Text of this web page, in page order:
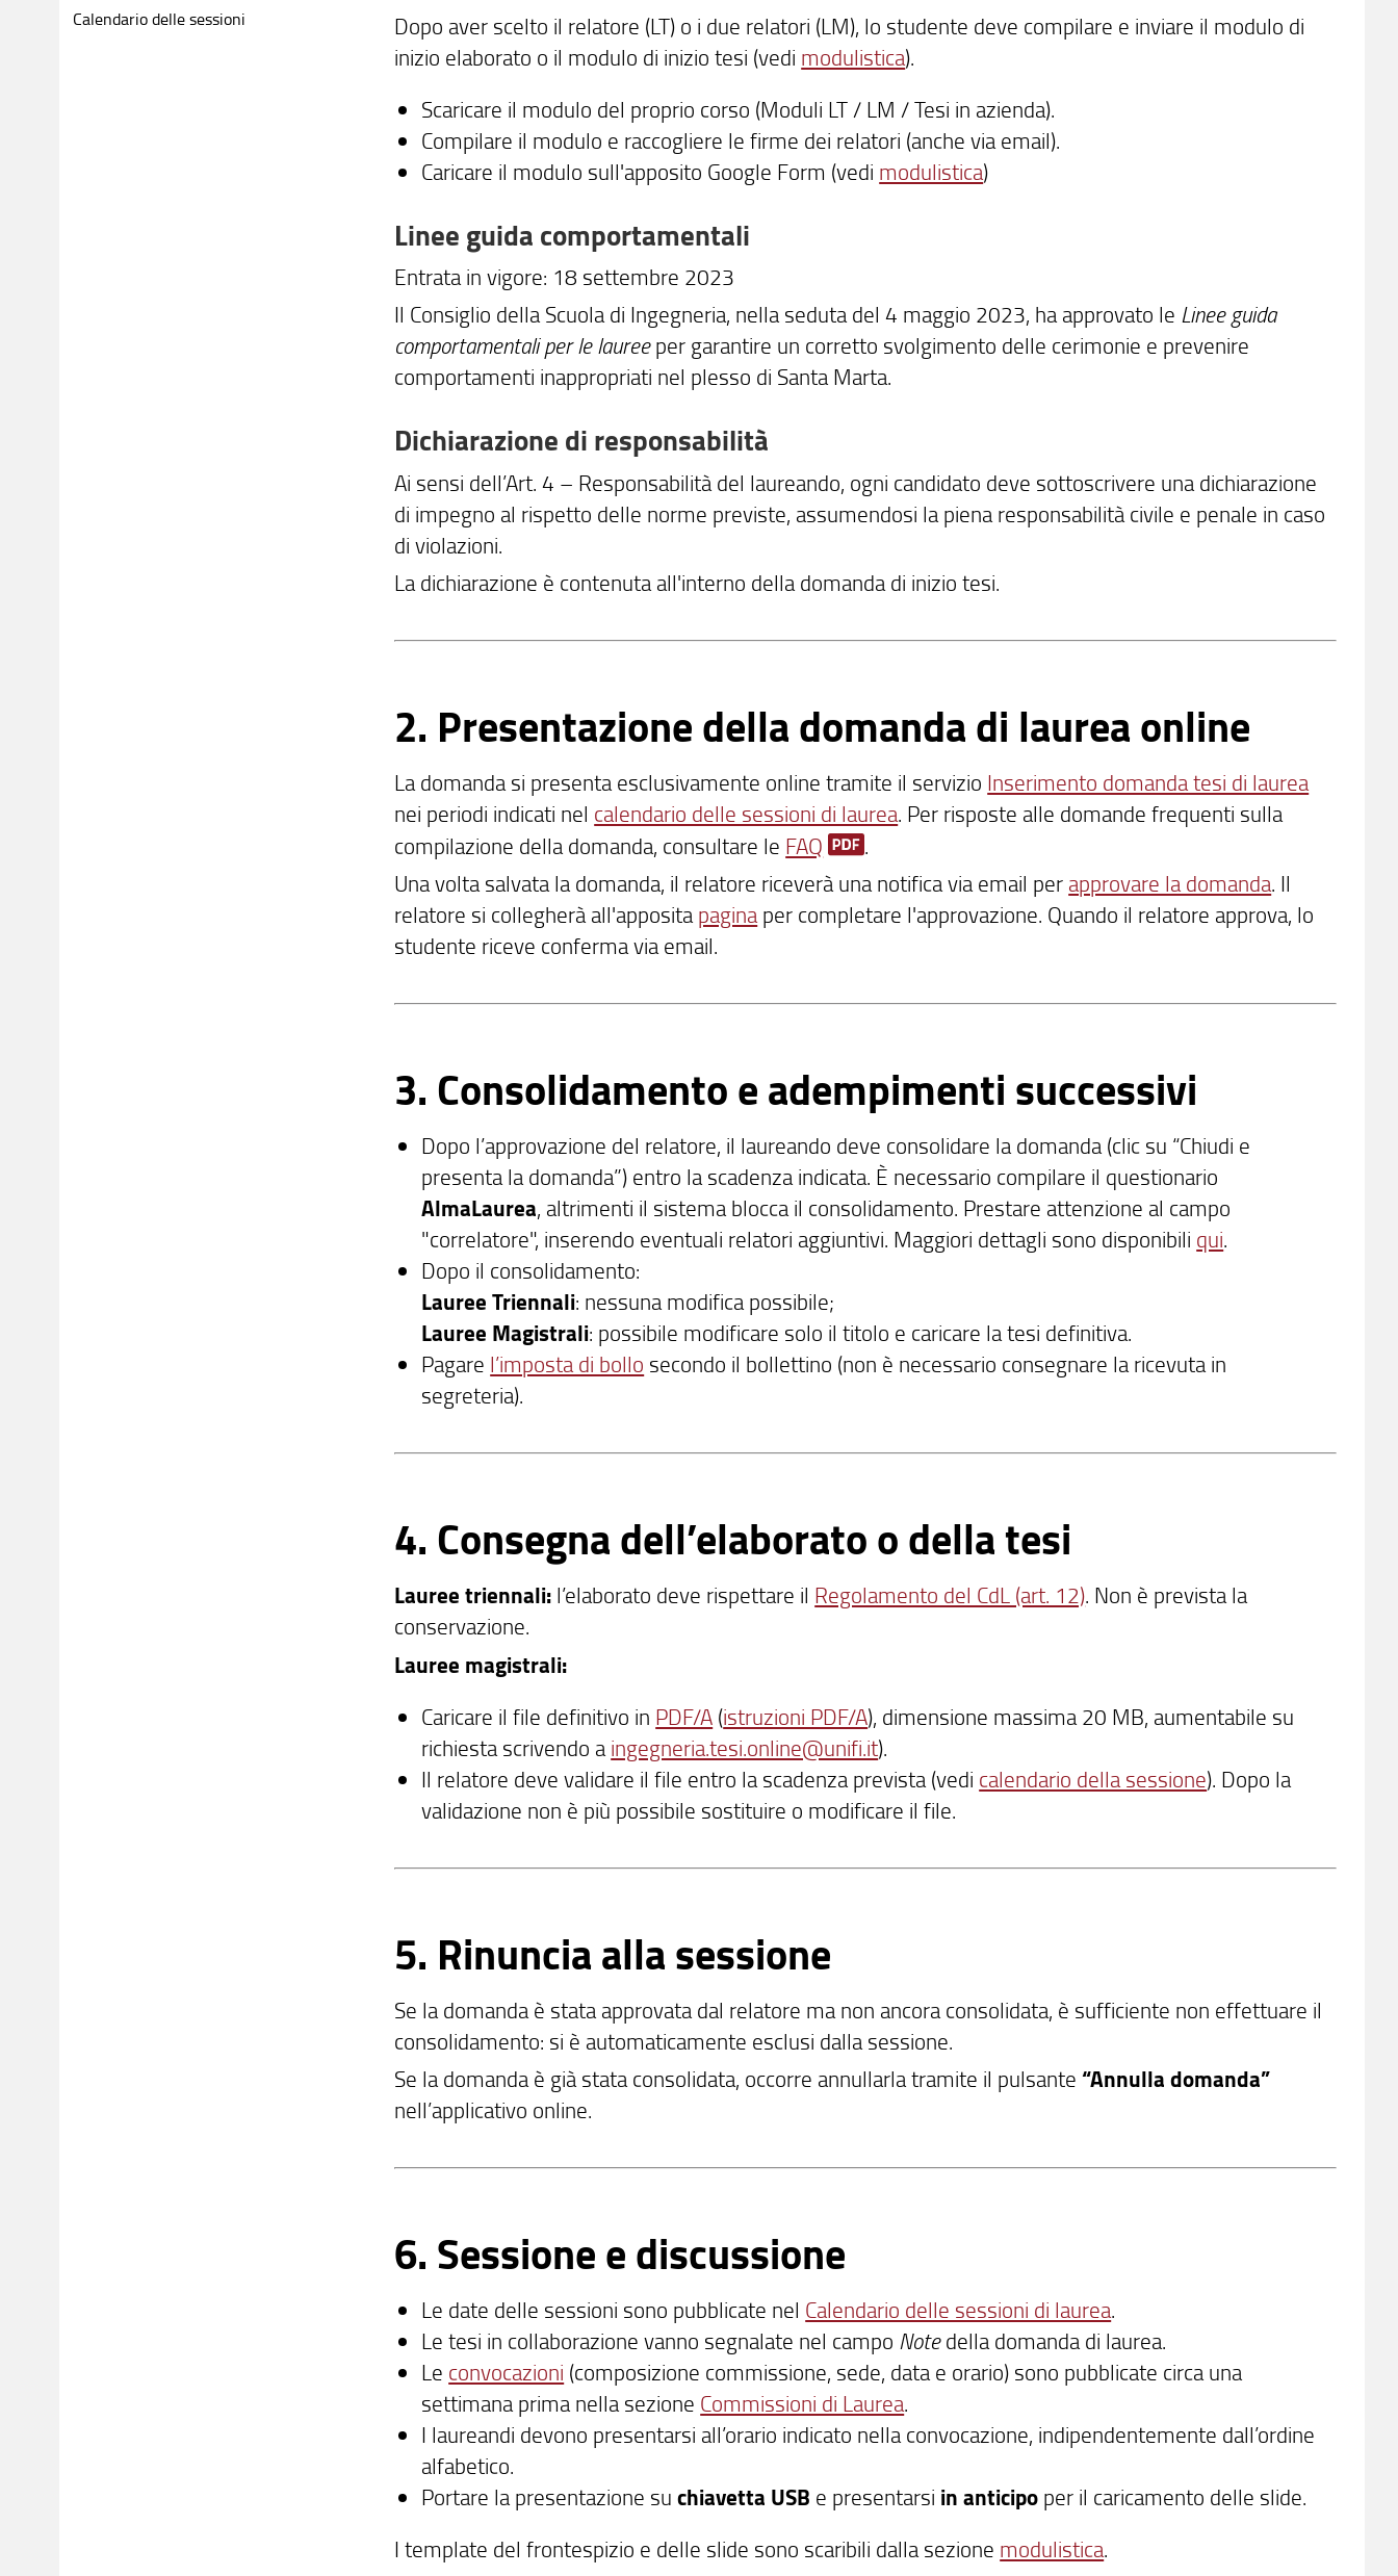
Dopo aver scelto il relatore (LT) o i due relatori (LM), lo studente deve compilare e inviare il modulo di
inizio elaborato o il modulo di inizio tesi (vedi modulistica).
Scaricare il modulo del proprio corso (Moduli LT / LM / Tesi in azienda).
Compilare il modulo e raccogliere le firme dei relatori (anche via email).
Caricare il modulo sull'apposito Google Form (vedi modulistica)
Linee guida comportamentali
Entrata in vigore: 18 settembre 2023
Il Consiglio della Scuola di Ingegneria, nella seduta del4 maggio 2023, ha approvato le Linee guida
comportamentali per le laureeper garantire un corretto svolgimento delle cerimonie e prevenire
comportamenti inappropriati nel plesso di Santa Marta.
Dichiarazione di responsabilità
Ai sensi dell’Art. 4 – Responsabilità del laureando, ogni candidato deve sottoscrivere una dichiarazione
di impegno al rispetto delle norme previste, assumendosi la piena responsabilità civile e penale in caso
di violazioni.
La dichiarazione è contenuta all'interno della domanda di inizio tesi.
2. Presentazione della domanda di laurea online
La domanda si presenta esclusivamente online tramite il servizio Inserimento domanda tesi di laurea
nei periodi indicati nel calendario delle sessioni di laurea. Per risposte alle domande frequenti sulla
compilazione della domanda, consultare le FAQ
.
Una volta salvata la domanda, il relatore riceverà una notifica via email per approvare la domanda. Il
relatore si collegherà all'appositapaginaper completare l'approvazione. Quando il relatore approva, lo
studente riceve conferma via email.
3. Consolidamento e adempimenti successivi
Dopo l’approvazione del relatore, il laureando deve consolidare la domanda (clic su “Chiudi e
presenta la domanda”) entro la scadenza indicata. È necessario compilare il questionario
AlmaLaurea, altrimenti il sistema blocca il consolidamento. Prestare attenzione al campo
"correlatore", inserendo eventuali relatori aggiuntivi. Maggiori dettagli sono disponibili qui.
Dopo il consolidamento:
Lauree Triennali: nessuna modifica possibile;
Lauree Magistrali: possibile modificare solo il titolo e caricare la tesi definitiva.
Pagare l’imposta di bollo secondo il bollettino (non è necessario consegnare la ricevuta in
segreteria).
4. Consegna dell’elaborato o della tesi
Lauree triennali: l’elaborato deve rispettare il Regolamento del CdL (art. 12). Non è prevista la
conservazione.
Lauree magistrali:
Caricare il file definitivo in PDF/A (istruzioni PDF/A), dimensione massima 20 MB, aumentabile su
richiesta scrivendo a ingegneria.tesi.online@unifi.it).
Il relatore deve validare il file entro la scadenza prevista (vedi calendario della sessione). Dopo la
validazione non è più possibile sostituire o modificare il file.
5. Rinuncia alla sessione
Se la domanda è stata approvata dal relatore ma non ancora consolidata, è sufficiente non effettuare il
consolidamento: si è automaticamente esclusi dalla sessione.
Se la domanda è già stata consolidata, occorre annullarla tramite il pulsante“Annulla domanda”
nell’applicativo online.
6. Sessione e discussione
Le date delle sessioni sono pubblicate nel Calendario delle sessioni di laurea.
Le tesi in collaborazione vanno segnalate nel campo Notedella domanda di laurea.
Le convocazioni (composizione commissione, sede, data e orario) sono pubblicate circa una
settimana prima nella sezione Commissioni di Laurea.
I laureandi devono presentarsi all’orario indicato nella convocazione, indipendentemente dall’ordine
alfabetico.
Portare la presentazione suchiavetta USB e presentarsi in anticipo per il caricamento delle slide.
I template del frontespizio e delle slide sono scaribili dalla sezione modulistica.
Calendario delle sessioni